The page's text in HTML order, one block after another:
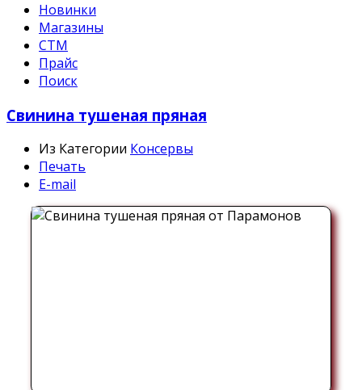
Новинки
Магазины
СТМ
Прайс
Поиск
Свинина тушеная пряная
Из Категории Консервы
Печать
E-mail